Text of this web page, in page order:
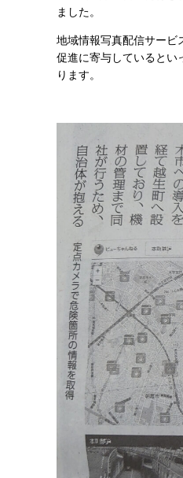
ました。
地域情報写真配信サービ
促進に寄与しているとい
ります。